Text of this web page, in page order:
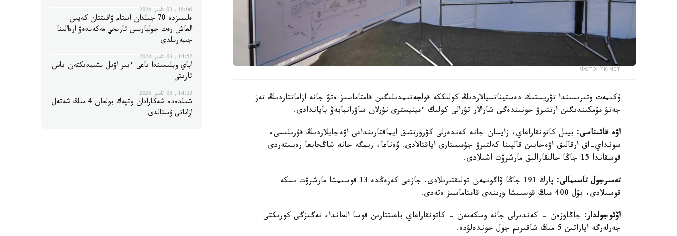
Фото: Үкімет
ۇكىمەت وتىرىسىندا تۋريستىك دەستيناتسيالاردىڭ كولىككە قولجەتىمدىلىگىن قامتاماسىز ەتۋ جانە ازاماتتاردىڭ تەز
جەتۋ مۇمكىندىگىن ارتتىرۋ جونىندەگى شارالار تۋرالى كولىك ءمينيسترى نۇرلان ساۋرانبايەۆ باياندادى.
اۋە قاتىناسى: بيىل كاتونقاراعاي، زايسان جانە كەندەرلى كۋرورتتىق ايماقتارىنداعى اۋەجايلاردىڭ قۇرىلىسى،
سونداي-اق ارقالىق اۋەجايىن قالپىنا كەلتىرۋ جۇمىستارى اياقتالادى. ۆەناعا، ريمگە جانە شاڭحايعا رەيستەردى
قوسقاندا 15 جاڭا حالىقارالىق مارشرۋت اشىلادى.
تەمىرجول تاسىمالى:
پارك 191 جاڭا ۆاگونمەن تولىقتىرىلادى. جازعى كەزەڭدە 13 قوسىمشا مارشرۋت ىسكە
قوسىلادى، بۇل 400 مىڭ قوسىمشا ورىندى قامتاماسىز ەتەدى.
اۆتوجولدار: جاڭاوزەن - كەندىرلى جانە وسكەمەن - كاتونقاراعاي باعىتتارىن قوسا العاندا، نەگىزگى كورىكتى
جەرلەرگە اپاراتىن 5 مىڭ شاقىرىم جول جوندەلۋدە.
15:06, 03 تامىز 2026
ەلىمىزدە 70 جىلدان استام ۋاقىتتان كەيىن
العاش رەت جولبارىس تاريحي مەكەندەۋ ارەالىنا
جىبەرىلدى
14:52, 03 تامىز 2026
اباي وبلىسىندا تاعى ءبىر اۋىل ىشىمدىكتەن باس
تارتتى
14:23, 03 تامىز 2026
شىلدەدە شەكارادان وتپەك بولعان 4 مىڭ شەتەل
ازاماتى ۇستالدى